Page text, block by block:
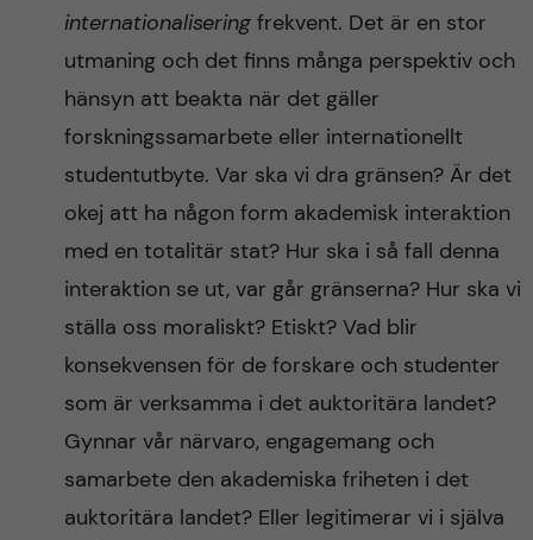
internationaliseringfrekvent. Det är en stor
utmaning och det finns många perspektiv och
hänsyn att beakta när det gäller
forskningssamarbete eller internationellt
studentutbyte. Var ska vi dra gränsen? Är det
okej att ha någon form akademisk interaktion
med en totalitär stat? Hur ska i så fall denna
interaktion se ut, var går gränserna? Hur ska vi
ställa oss moraliskt? Etiskt? Vad blir
konsekvensen för de forskare och studenter
som är verksamma i det auktoritära landet?
Gynnar vår närvaro, engagemang och
samarbete den akademiska friheten i det
auktoritära landet? Eller legitimerar vi i själva